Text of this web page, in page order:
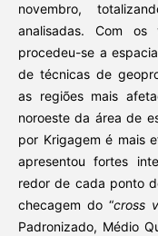
novembro,
analisadas. Com
procedeu-se a
de técnicas de
as regiões mais
noroeste da área de
por Krigagem é mais
apresentou fortes
redor de cada ponto
checagem do “cross
Padronizado, Médio